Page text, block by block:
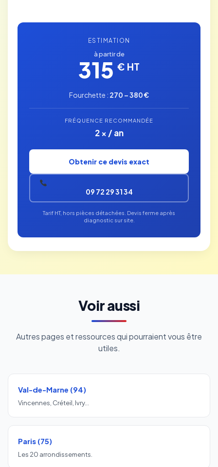
ESTIMATION
à partir de
315 € HT
Fourchette : 270 – 380 €
FRÉQUENCE RECOMMANDÉE
2 × / an
Obtenir ce devis exact
09 72 29 31 34
Tarif HT, hors pièces détachées. Devis ferme après
diagnostic sur site.
Voir aussi
Autres pages et ressources qui pourraient vous être
utiles.
Val-de-Marne (94)
Vincennes, Créteil, Ivry…
Paris (75)
Les 20 arrondissements.